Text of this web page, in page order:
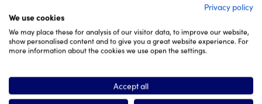
sælge sine patenter
Til Forbruger Ombudsmanden Jeg
”grønne påstande” til evaluering i...
Privacy policy
We use cookies
We may place these for analysis of our visitor data, to improve our website,
show personalised content and to give you a great website experience. For
more information about the cookies we use open the settings.
Accept all